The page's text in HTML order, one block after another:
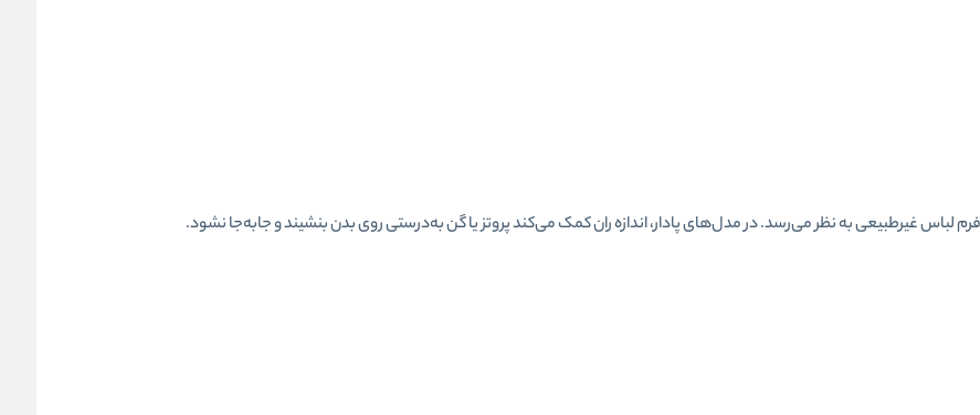
لباس غیرطبیعی به نظر می‌رسد. در مدل‌های پادار، اندازه ران کمک می‌کند پروتز یا گن به‌درستی روی بدن بنشیند و جابه‌جا نشود.